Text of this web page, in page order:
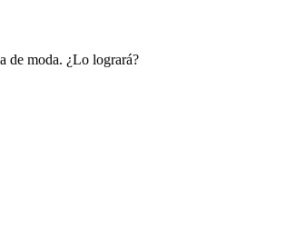
de moda. ¿Lo logrará?